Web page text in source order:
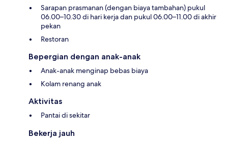
Sarapan prasmanan (dengan biaya tambahan) pukul
06.00–10.30 di hari kerja dan pukul 06.00–11.00 di akhir
pekan
Restoran
Bepergian dengan anak-anak
Anak-anak menginap bebas biaya
Kolam renang anak
Aktivitas
Pantai di sekitar
Bekerja jauh